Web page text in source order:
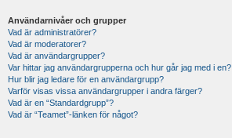
Användarnivåer och grupper
Vad är administratörer?
Vad är moderatorer?
Vad är användargrupper?
Var hittar jag användargrupperna och hur går jag med i en?
Hur blir jag ledare för en användargrupp?
Varför visas vissa användargrupper i andra färger?
Vad är en “Standardgrupp”?
Vad är “Teamet”-länken för något?